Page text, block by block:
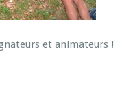
et animateurs !